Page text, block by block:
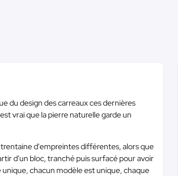
du design des carreaux ces dernières
vrai que la pierre naturelle garde un
d'empreintes différentes, alors que
d'un bloc, tranché puis surfacé pour avoir
chacun modèle est unique, chaque